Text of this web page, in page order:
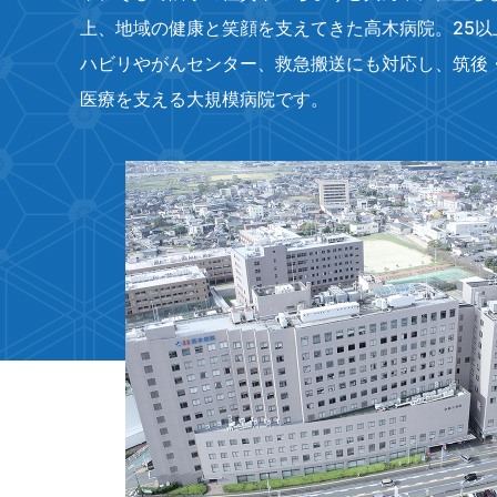
上、地域の健康と笑顔を支えてきた高木病院。25
ハビリやがんセンター、救急搬送にも対応し、筑後
医療を支える大規模病院です。